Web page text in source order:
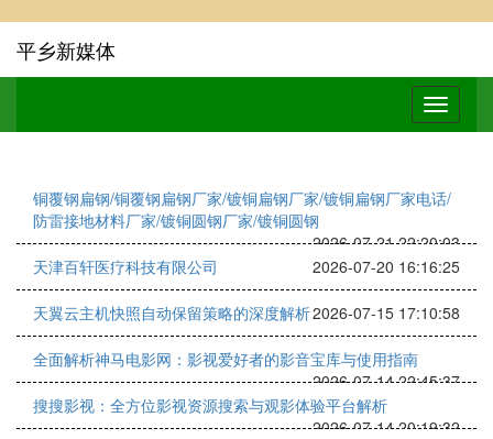
平乡新媒体
铜覆钢扁钢/铜覆钢扁钢厂家/镀铜扁钢厂家/镀铜扁钢厂家电话/
防雷接地材料厂家/镀铜圆钢厂家/镀铜圆钢
2026-07-21 22:20:03
天津百轩医疗科技有限公司
2026-07-20 16:16:25
天翼云主机快照自动保留策略的深度解析2026-07-15 17:10:58
全面解析神马电影网：影视爱好者的影音宝库与使用指南
2026-07-14 22:45:37
搜搜影视：全方位影视资源搜索与观影体验平台解析
2026-07-14 20:19:32